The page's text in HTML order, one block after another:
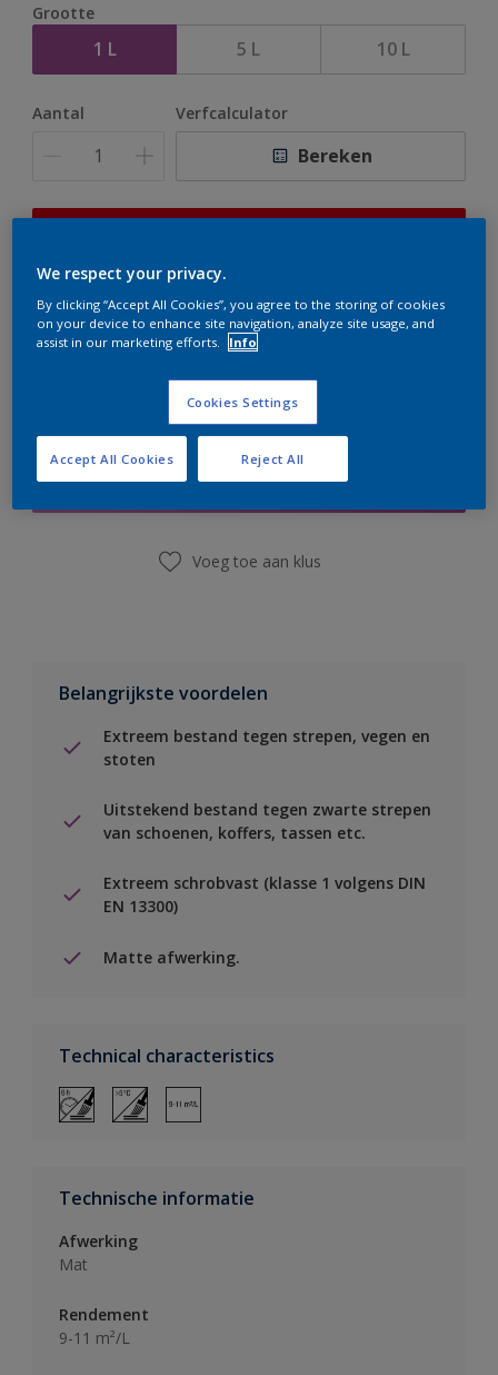
Grootte
1 L 5 L 10 L
Aantal Verfcalculator
Bereken
er hard aan om de voorraad aan te vullen.
Boodschappenlijst
Vind een winkel
Voeg toe aan klus
Belangrijkste voordelen
Extreem bestand tegen strepen, vegen en
stoten
Uitstekend bestand tegen zwarte strepen
van schoenen, koffers, tassen etc.
Extreem schrobvast (klasse 1 volgens DIN
EN 13300)
Matte afwerking.
Technical characteristics
Technische informatie
Afwerking
Mat
Rendement
9-11 m²/L
We respect your privacy.
By clicking “Accept All Cookies”, you agree to the storing of cookies
on your device to enhance site navigation, analyze site usage, and
assist in our marketing efforts.
Info
Cookies Settings
Reject All
Accept All Cookies